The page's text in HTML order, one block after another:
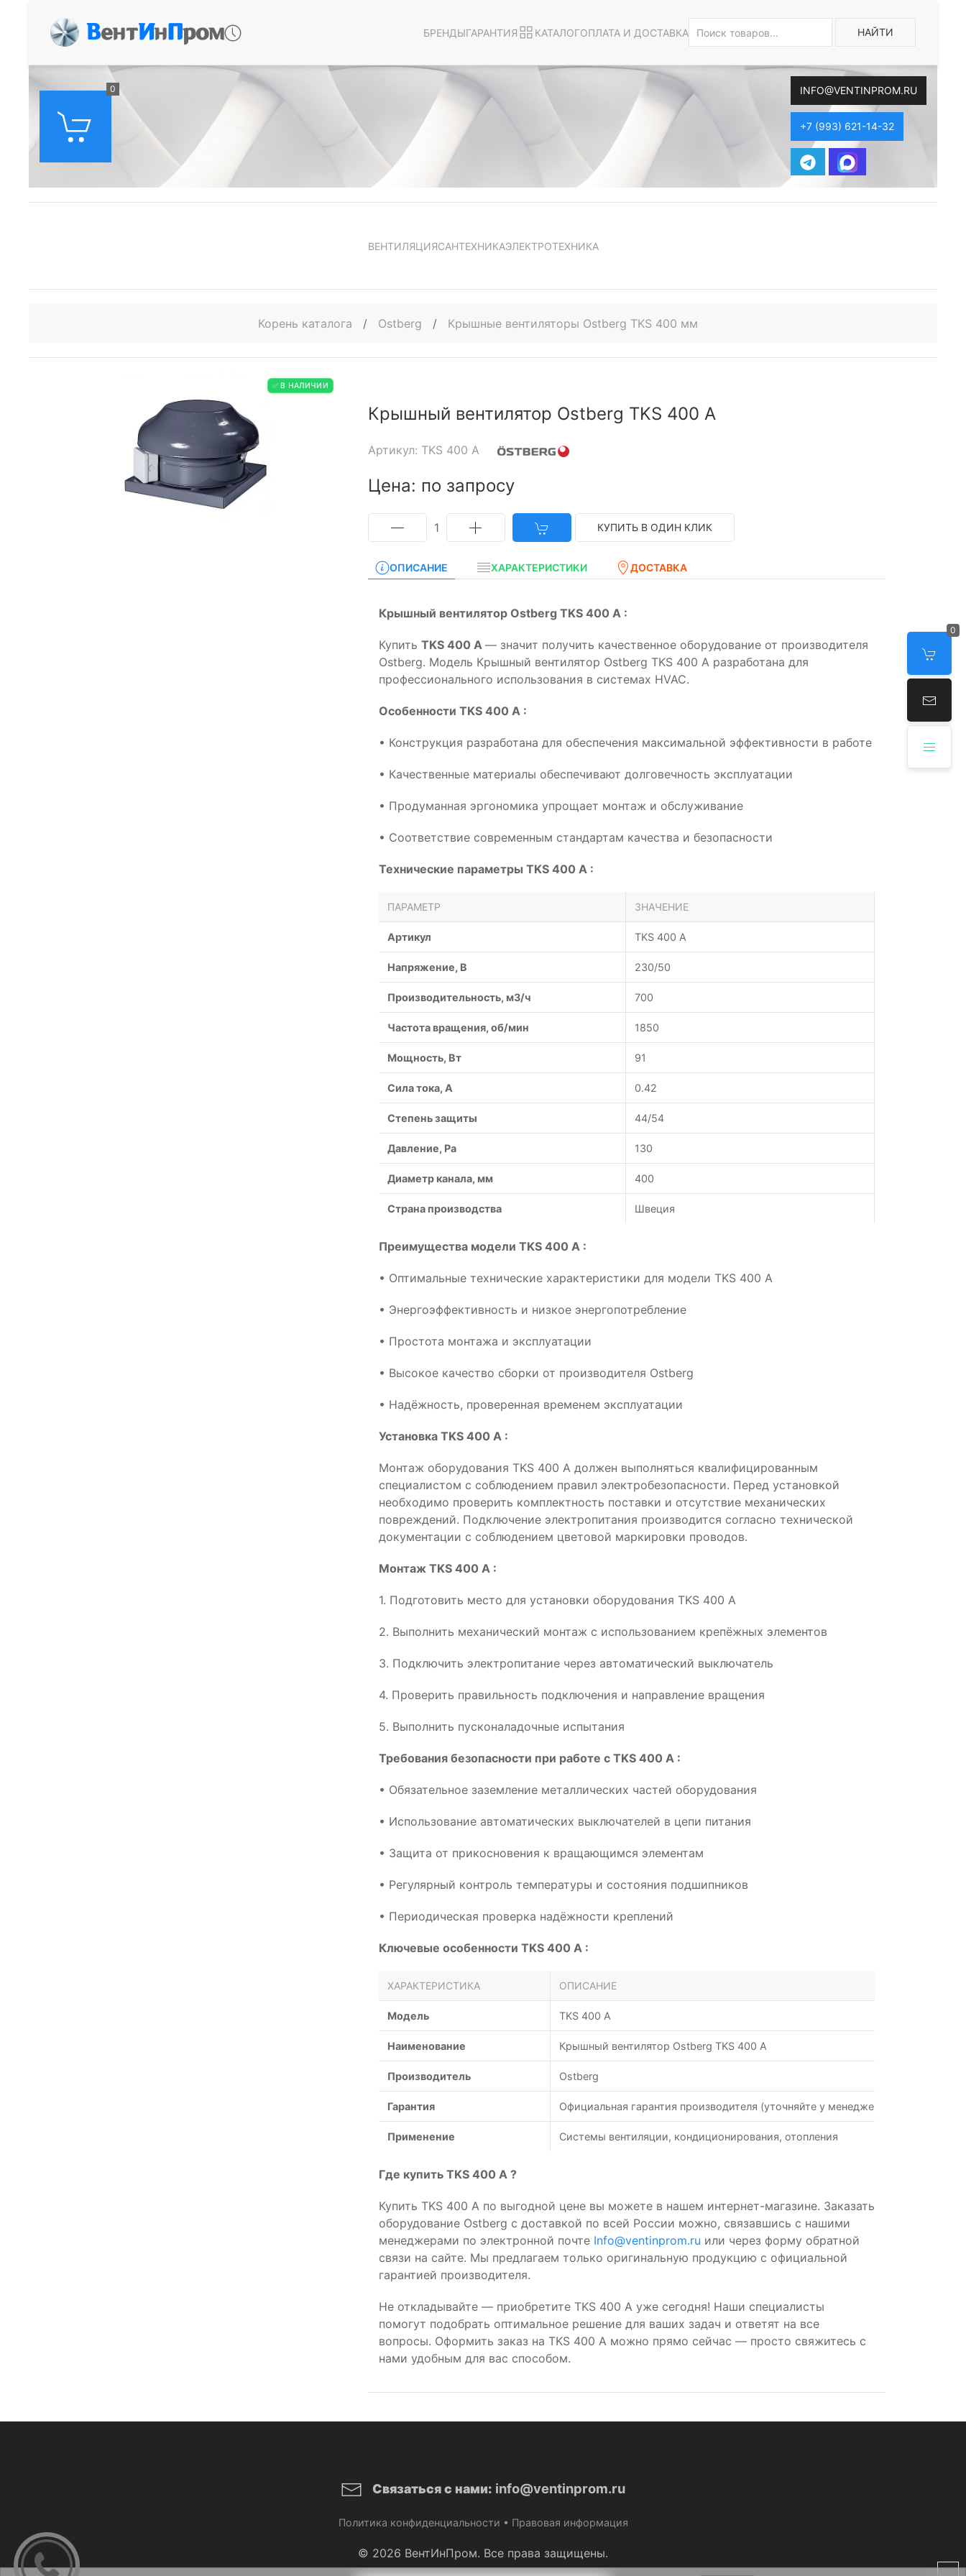
ВентИнПром БРЕНДЫГАРАНТИЯ КАТАЛОГОПЛАТА И ДОСТАВКА НАЙТИ
0 INFO@VENTINPROM.RU
+7 (993) 621-14-32
0
ВЕНТИЛЯЦИЯСАНТЕХНИКАЭЛЕКТРОТЕХНИКА
Корень каталога / Ostberg / Крышные вентиляторы Ostberg TKS 400 мм
✅ В НАЛИЧИИ
Крышный вентилятор Ostberg TKS 400 A
Артикул: TKS 400 A
Цена: по запросу
1 КУПИТЬ В ОДИН КЛИК
ОПИСАНИЕ ХАРАКТЕРИСТИКИ ДОСТАВКА
Крышный вентилятор Ostberg TKS 400 A :
Купить TKS 400 A — значит получить качественное оборудование от производителя
Ostberg. Модель Крышный вентилятор Ostberg TKS 400 A разработана для
профессионального использования в системах HVAC.
Особенности TKS 400 A :
• Конструкция разработана для обеспечения максимальной эффективности в работе
• Качественные материалы обеспечивают долговечность эксплуатации
• Продуманная эргономика упрощает монтаж и обслуживание
• Соответствие современным стандартам качества и безопасности
Технические параметры TKS 400 A :
ПАРАМЕТР ЗНАЧЕНИЕ
Артикул TKS 400 A
Напряжение, В 230/50
Производительность, м3/ч 700
Частота вращения, об/мин 1850
Мощность, Вт 91
Сила тока, A 0.42
Степень защиты 44/54
Давление, Pa 130
Диаметр канала, мм 400
Страна производства Швеция
Преимущества модели TKS 400 A :
• Оптимальные технические характеристики для модели TKS 400 A
• Энергоэффективность и низкое энергопотребление
• Простота монтажа и эксплуатации
• Высокое качество сборки от производителя Ostberg
• Надёжность, проверенная временем эксплуатации
Установка TKS 400 A :
Монтаж оборудования TKS 400 A должен выполняться квалифицированным
специалистом с соблюдением правил электробезопасности. Перед установкой
необходимо проверить комплектность поставки и отсутствие механических
повреждений. Подключение электропитания производится согласно технической
документации с соблюдением цветовой маркировки проводов.
Монтаж TKS 400 A :
1. Подготовить место для установки оборудования TKS 400 A
2. Выполнить механический монтаж с использованием крепёжных элементов
3. Подключить электропитание через автоматический выключатель
4. Проверить правильность подключения и направление вращения
5. Выполнить пусконаладочные испытания
Требования безопасности при работе с TKS 400 A :
• Обязательное заземление металлических частей оборудования
• Использование автоматических выключателей в цепи питания
• Защита от прикосновения к вращающимся элементам
• Регулярный контроль температуры и состояния подшипников
• Периодическая проверка надёжности креплений
Ключевые особенности TKS 400 A :
ХАРАКТЕРИСТИКА ОПИСАНИЕ
Модель TKS 400 A
Наименование Крышный вентилятор Ostberg TKS 400 A
Производитель Ostberg
Гарантия Официальная гарантия производителя (уточняйте у менеджеров)
Применение Системы вентиляции, кондиционирования, отопления
Где купить TKS 400 A ?
Купить TKS 400 A по выгодной цене вы можете в нашем интернет-магазине. Заказать
оборудование Ostberg с доставкой по всей России можно, связавшись с нашими
менеджерами по электронной почте Info@ventinprom.ru или через форму обратной
связи на сайте. Мы предлагаем только оригинальную продукцию с официальной
гарантией производителя.
Не откладывайте — приобретите TKS 400 A уже сегодня! Наши специалисты
помогут подобрать оптимальное решение для ваших задач и ответят на все
вопросы. Оформить заказ на TKS 400 A можно прямо сейчас — просто свяжитесь с
нами удобным для вас способом.
Связаться с нами: info@ventinprom.ru
Политика конфиденциальности • Правовая информация
© 2026 ВентИнПром. Все права защищены.